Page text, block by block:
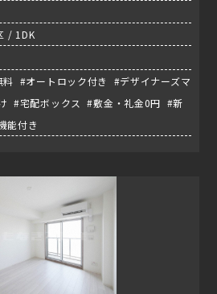
/ 1DK
#オートロック付き #デザイナーズマ
#宅配ボックス #敷金・礼金0円 #新
能付き